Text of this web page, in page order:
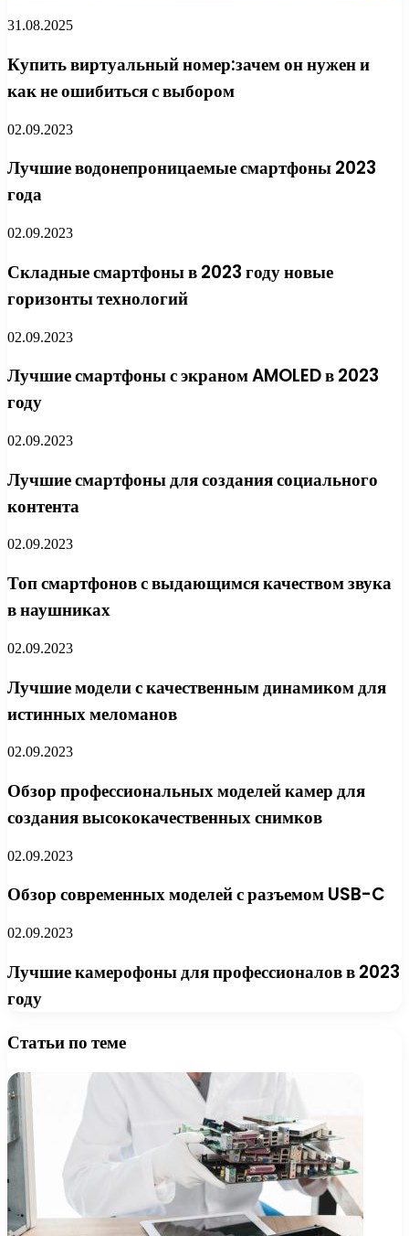
31.08.2025
Купить виртуальный номер:зачем он нужен и
как не ошибиться с выбором
02.09.2023
Лучшие водонепроницаемые смартфоны 2023
года
02.09.2023
Складные смартфоны в 2023 году новые
горизонты технологий
02.09.2023
Лучшие смартфоны с экраном AMOLED в 2023
году
02.09.2023
Лучшие смартфоны для создания социального
контента
02.09.2023
Топ смартфонов с выдающимся качеством звука
в наушниках
02.09.2023
Лучшие модели с качественным динамиком для
истинных меломанов
02.09.2023
Обзор профессиональных моделей камер для
создания высококачественных снимков
02.09.2023
Обзор современных моделей с разъемом USB-C
02.09.2023
Лучшие камерофоны для профессионалов в 2023
году
Статьи по теме